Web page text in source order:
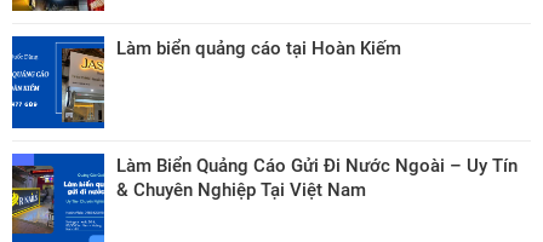
Làm biển quảng cáo tại Hoàn Kiếm
Làm Biển Quảng Cáo Gửi Đi Nước Ngoài – Uy Tín
& Chuyên Nghiệp Tại Việt Nam